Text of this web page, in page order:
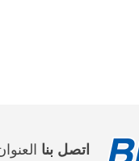
اتصل بنا العنوان: رقم 2 على